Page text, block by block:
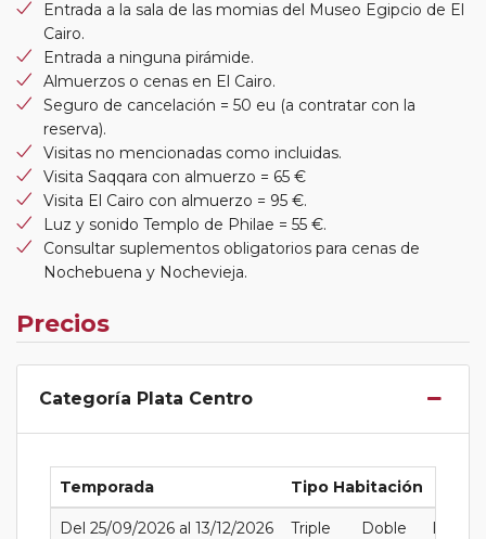
Entrada a la sala de las momias del Museo Egipcio de El
Cairo.
Entrada a ninguna pirámide.
Almuerzos o cenas en El Cairo.
Seguro de cancelación = 50 eu (a contratar con la
reserva).
Visitas no mencionadas como incluidas.
Visita Saqqara con almuerzo = 65 €
Visita El Cairo con almuerzo = 95 €.
Luz y sonido Templo de Philae = 55 €.
Consultar suplementos obligatorios para cenas de
Nochebuena y Nochevieja.
Precios
Categoría Plata Centro
Temporada Tipo Habitación
Del 25/09/2026 al 13/12/2026 Triple Doble